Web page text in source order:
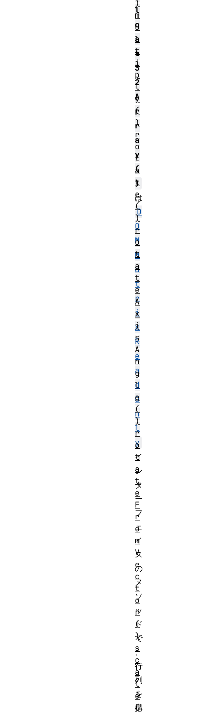
l
o
a
t
3
2
A
r
r
a
y
(
)
は
D
O
M
M
a
t
r
i
x
R
e
a
d
O
n
l
y
イ
ン
タ
ー
フ
ェ
イ
ス
の
メ
ソ
ッ
ド
で
、
行
列
を
構
)
m
u
l
t
i
p
l
y
(
)
r
o
t
a
t
e
(
)
r
o
t
a
t
e
A
x
i
s
A
n
g
l
e
(
)
r
o
t
a
t
e
F
r
o
m
V
e
c
t
o
r
(
)
s
c
a
l
e
(